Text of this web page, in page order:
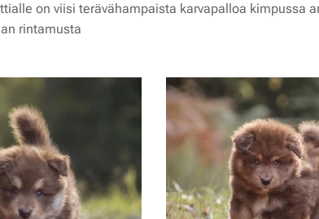
on viisi terävähampaista karvapalloa kimpussa
rintamusta 😅❤️